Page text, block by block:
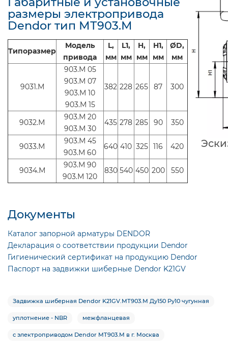
размеры электропривода
Dendor тип МТ903.М
Типоразмер
Модель
привода
L,
мм
L1,
мм
H,
мм
H1,
мм
ØD,
мм
9031.М
903.М 05
903.М 07
903.М 10
903.М 15
382 228 265 87 300
9032.М
903.М 20
903.М 30
435 278 285 90 350
9033.М
903.М 45
903.М 60
640 410 325 116 420
9034.М
903.М 90
903.М 120
830 540 450 200 550
Документы
Каталог запорной арматуры DENDOR
Декларация о соответствии продукции Dendor
Гигиенический сертификат на продукцию Dendor
Паспорт на задвижки шиберные Dendor K21GV
Задвижка шиберная Dendor K21GV.MT903.M Ду150 Ру10 чугунная
уплотнение - NBR межфланцевая
с электроприводом Dendor MT903.M в г. Москва